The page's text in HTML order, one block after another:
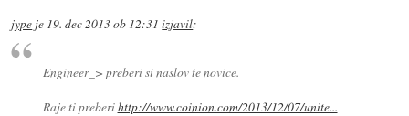
jype je 19. dec 2013 ob 12:31 izjavil:
Engineer_> preberi si naslov te novice.
Raje ti preberihttp://www.coinion.com/2013/12/07/unite...